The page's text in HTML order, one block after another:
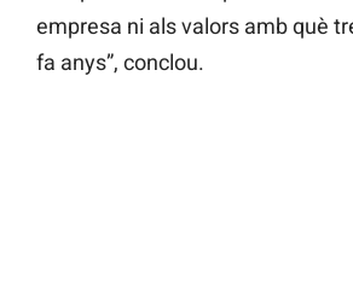
empresa ni als valors amb què
fa anys”, conclou.